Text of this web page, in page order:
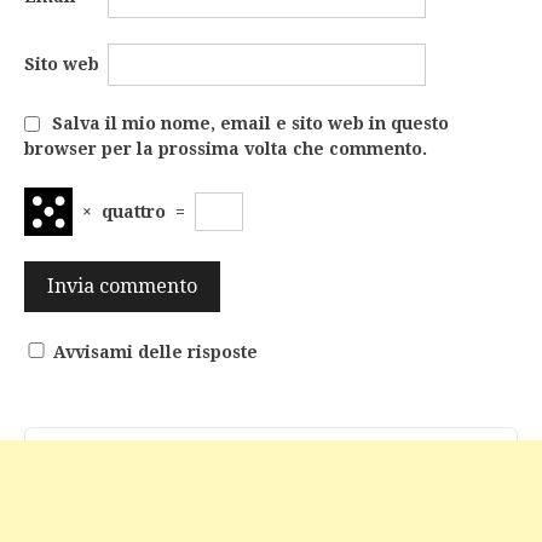
Sito web
Salva il mio nome, email e sito web in questo
browser per la prossima volta che commento.
× quattro =
Avvisami delle risposte